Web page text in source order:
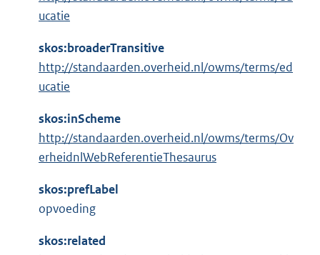
:
n
k
:
ucatie
skos:broaderTransitive
http://standaarden.overheid.nl/owms/terms/ed
ucatie
skos:inScheme
http://standaarden.overheid.nl/owms/terms/Ov
erheidnlWebReferentieThesaurus
skos:prefLabel
opvoeding
skos:related